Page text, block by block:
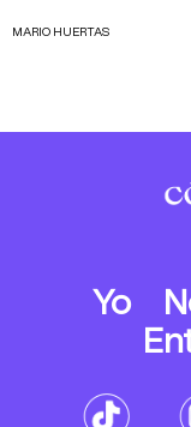
MARIO HUERTAS
Yo